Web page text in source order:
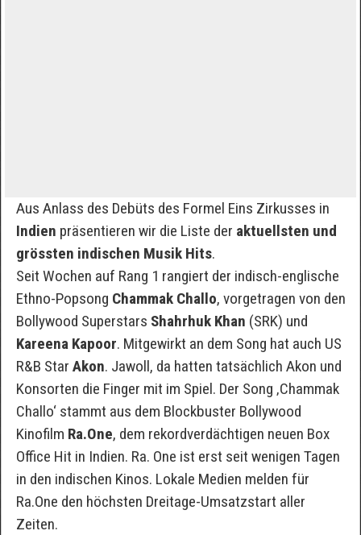
Aus Anlass des Debüts des Formel Eins Zirkusses in
Indien präsentieren wir die Liste der aktuellsten und
grössten indischen Musik Hits.
Seit Wochen auf Rang 1 rangiert der indisch-englische
Ethno-Popsong Chammak Challo, vorgetragen von den
Bollywood Superstars Shahrhuk Khan (SRK) und
Kareena Kapoor. Mitgewirkt an dem Song hat auch US
R&B Star Akon. Jawoll, da hatten tatsächlich Akon und
Konsorten die Finger mit im Spiel. Der Song ‚Chammak
Challo‘ stammt aus dem Blockbuster Bollywood
Kinofilm Ra.One, dem rekordverdächtigen neuen Box
Office Hit in Indien. Ra. One ist erst seit wenigen Tagen
in den indischen Kinos. Lokale Medien melden für
Ra.One den höchsten Dreitage-Umsatzstart aller
Zeiten.